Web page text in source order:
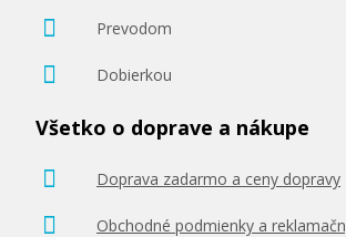
Prevodom
Dobierkou
Všetko o doprave a nákupe
Doprava zadarmo a ceny dopravy
Obchodné podmienky a